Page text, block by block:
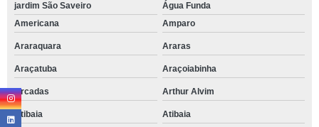
jardim São Saveiro
Água Funda
Americana
Amparo
Araraquara Araras
Araçatuba Araçoiabinha
Arcadas Arthur Alvim
Atibaia Atibaia